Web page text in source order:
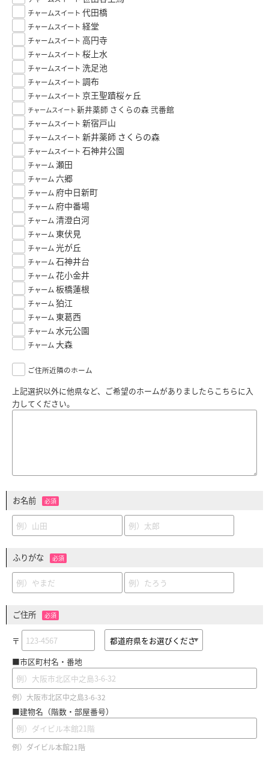
チャームスイート 代田橋
チャームスイート 経堂
チャームスイート 高円寺
チャームスイート 桜上水
チャームスイート 洗足池
チャームスイート 調布
チャームスイート 京王聖蹟桜ヶ丘
チャームスイート 新井薬師 さくらの森 弐番館
チャームスイート 新宿戸山
チャームスイート 新井薬師 さくらの森
チャームスイート 石神井公園
チャーム瀬田
チャーム 六郷
チャーム 府中日新町
チャーム 府中番場
チャーム清澄白河
チャーム 東伏見
チャーム光が丘
チャーム石神井台
チャーム花小金井
チャーム板橋蓮根
チャーム狛江
チャーム 東葛西
チャーム水元公園
チャーム 大森
ご住所近隣のホーム
上記選択以外に他県など、ご希望のホームがありましたらこちらに入
力してください。
お名前 必須
ふりがな 必須
ご住所 必須
〒
■市区町村名・番地
例）大阪市北区中之島3-6-32
■建物名（階数・部屋番号）
例）ダイビル本館21階